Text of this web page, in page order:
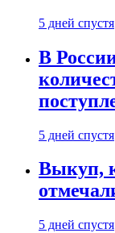
5 дней спустя
В
5 дней спустя
Выкуп,
5 дней спустя